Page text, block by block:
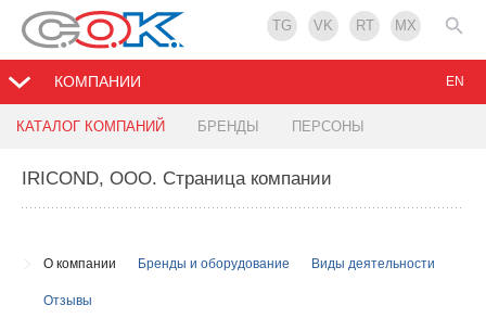
TG VK RT MX
КОМПАНИИ
КАТАЛОГ КОМПАНИЙ БРЕНДЫ ПЕРСОНЫ
EN
IRICOND, ООО. Страница компании
О компании Бренды и оборудование Виды деятельности
Отзывы